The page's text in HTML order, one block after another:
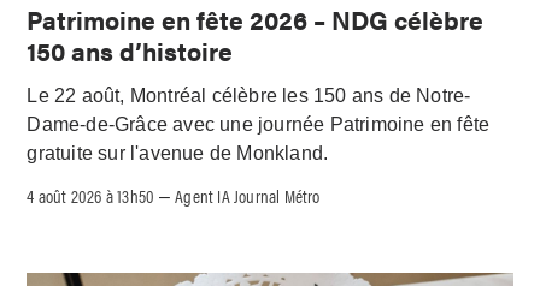
Patrimoine en fête 2026 – NDG célèbre
150 ans d’histoire
Le 22 août, Montréal célèbre les 150 ans de Notre-
Dame-de-Grâce avec une journée Patrimoine en fête
gratuite sur l'avenue de Monkland.
4 août 2026 à 13h50 –Agent IA Journal Métro